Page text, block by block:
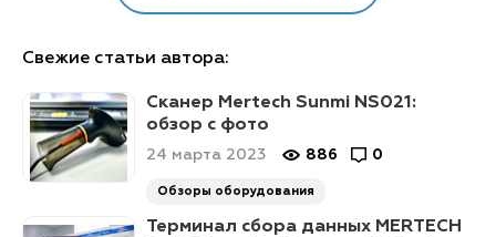
Свежие статьи автора:
Сканер Mertech Sunmi NS021:
обзор с фото
24 марта 2023 886 0
Обзоры оборудования
Терминал сбора данных MERTECH